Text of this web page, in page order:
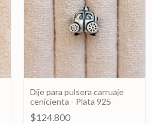
Dije para pulsera carruaje
cenicienta - Plata 925
$124.800